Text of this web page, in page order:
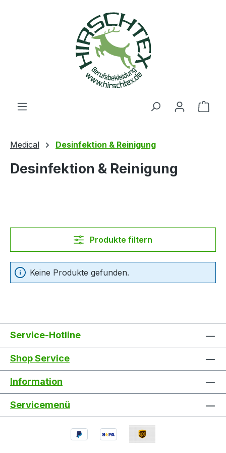
Medical Desinfektion & Reinigung
Desinfektion & Reinigung
Produkte filtern
Keine Produkte gefunden.
Service-Hotline
Shop Service
Information
Servicemenü